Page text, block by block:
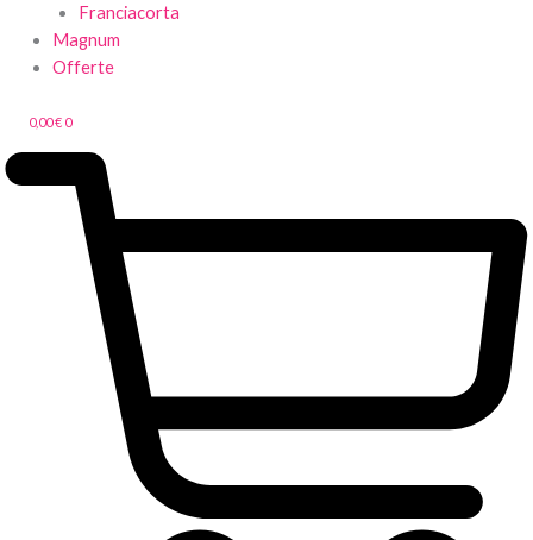
Franciacorta
Magnum
Offerte
0,00€ 0